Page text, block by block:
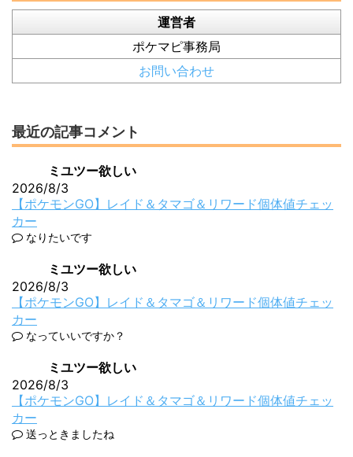
運営者
ポケマピ事務局
お問い合わせ
最近の記事コメント
ミユツー欲しい
2026/8/3
【ポケモンGO】レイド＆タマゴ＆リワード個体値チェッ
カー
なりたいです
ミユツー欲しい
2026/8/3
【ポケモンGO】レイド＆タマゴ＆リワード個体値チェッ
カー
なっていいですか？
ミユツー欲しい
2026/8/3
【ポケモンGO】レイド＆タマゴ＆リワード個体値チェッ
カー
送っときましたね